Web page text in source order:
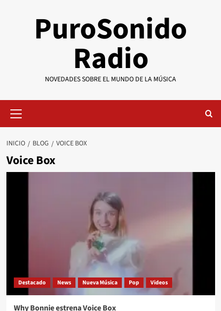
PuroSonido
Radio
NOVEDADES SOBRE EL MUNDO DE LA MÚSICA
primario
INICIO BLOG VOICE BOX
Voice Box
Destacado News Nueva Música Pop Videos
Why Bonnie estrena Voice Box